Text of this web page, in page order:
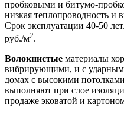
пробковыми и битумо-
низкая теплопроводность и
Срок эксплуатации 40-50
руб./м2.
Волокнистые материалы
вибрирующими, и с
домах с высокими
выполняют при слое
продаже эковатой и